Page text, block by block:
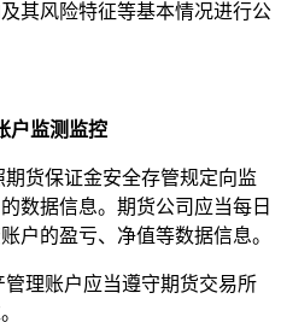
其风险特征等基本情况进行公
监测监控
货保证金安全存管规定向监
数据信息。期货公司应当每日
户的盈亏、净值等数据信息。
理账户应当遵守期货交易所